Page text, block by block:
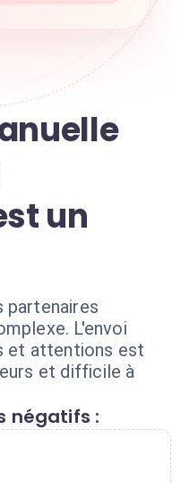
un
partenaires
L'envoi
et attentions est
et difficile à
négatifs :